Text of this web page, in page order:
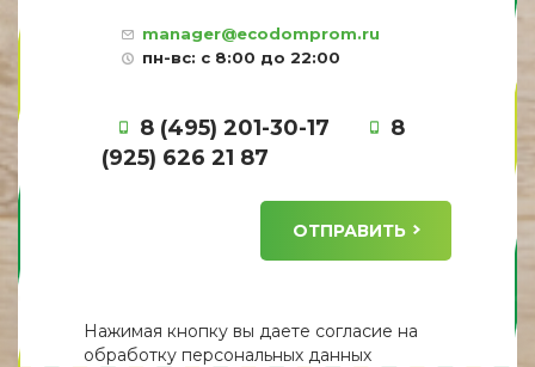
manager@ecodomprom.ru
пн-вс: с 8:00 до 22:00
8 (495) 201-30-17
8
(925) 626 21 87
ОТПРАВИТЬ
Нажимая кнопку вы даете согласие на
обработку персональных данных